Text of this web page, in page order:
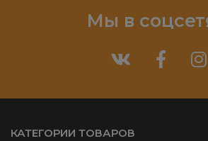
Мы в
КАТЕГОРИИ ТОВАРОВ